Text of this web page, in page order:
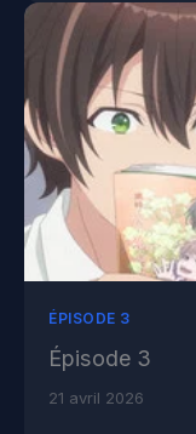
ÉPISODE 3
Épisode 3
21 avril 2026